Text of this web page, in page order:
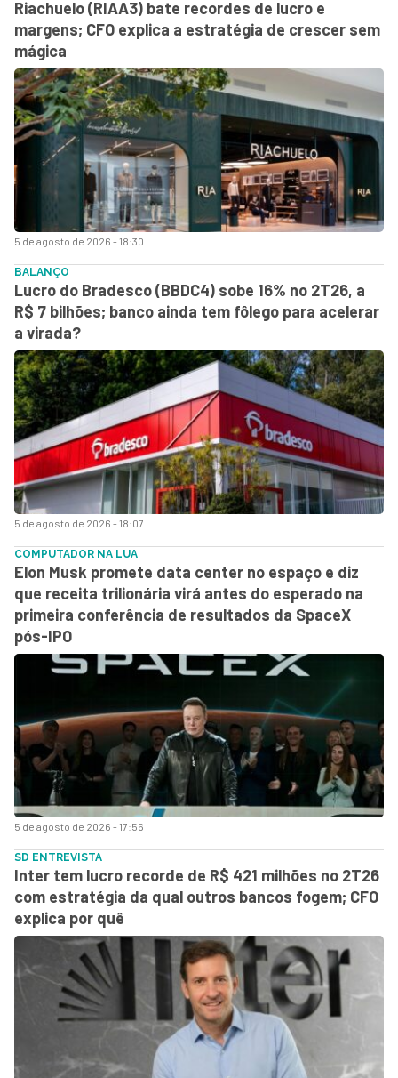
5 de agosto de 2026 - 18:30
Riachuelo (RIAA3) bate recordes de lucro e
margens; CFO explica a estratégia de crescer sem
mágica
5 de agosto de 2026 - 18:07
BALANÇO
Lucro do Bradesco (BBDC4) sobe 16% no 2T26, a
R$ 7 bilhões; banco ainda tem fôlego para acelerar
a virada?
5 de agosto de 2026 - 17:56
COMPUTADOR NA LUA
Elon Musk promete data center no espaço e diz
que receita trilionária virá antes do esperado na
primeira conferência de resultados da SpaceX
pós-IPO
SD ENTREVISTA
Inter tem lucro recorde de R$ 421 milhões no 2T26
com estratégia da qual outros bancos fogem; CFO
explica por quê